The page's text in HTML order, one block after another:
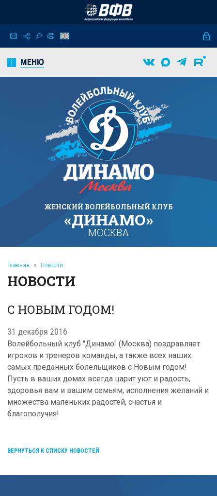
МЕНЮ
ЖЕНСКИЙ ВОЛЕЙБОЛЬНЫЙ КЛУБ
«ДИНАМО»
МОСКВА
Главная » Новости
НОВОСТИ
С НОВЫМ ГОДОМ!
31 декабря 2016
Волейбольный клуб "Динамо" (Москва) поздравляет
игроков и тренеров команды, а также всех наших
самых преданных болельщиков с Новым годом!
Пусть в ваших домах всегда царит уют и радость,
здоровья вам и вашим семьям, исполнения желаний и
множества маленьких радостей, счастья и
благополучия!
ВЕРНУТЬСЯ К СПИСКУ НОВОСТЕЙ